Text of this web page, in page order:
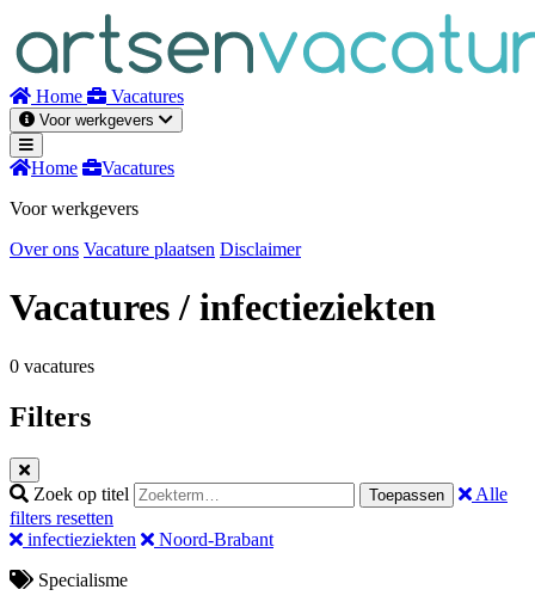
inhoud
Home Vacatures
Voor werkgevers
Home
Vacatures
Voor werkgevers
Over ons Vacature plaatsen Disclaimer
Vacatures/ infectieziekten
0 vacatures
Filters
Zoek op titel Toepassen
Alle
filters resetten
infectieziekten
Noord-Brabant
Specialisme